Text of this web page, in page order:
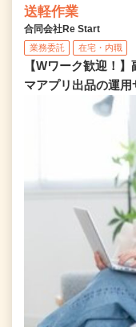
送軽作業
合同会社Re Start
業務委託 在宅・内職
【Wワーク歓迎！
マアプリ出品の運